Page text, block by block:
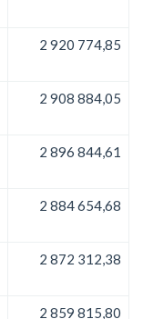
2 920 774,85
2 908 884,05
2 896 844,61
2 884 654,68
2 872 312,38
2 859 815,80